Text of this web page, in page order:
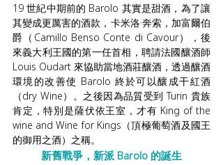
19 世紀中期前的 Barolo 其實是甜酒，為了讓
其變成更厲害的酒款，卡米洛·奔索，加富爾伯
爵（Camillo Benso Conte di Cavour），後
來義大利王國的第一任首相，聘請法國釀酒師
Louis Oudart 來協助當地酒莊釀酒，透過釀酒
環境的改善使 Barolo 終於可以釀成干紅酒
（dry Wine）。之後因為品質受到 Turin 貴族
肯定，特別是薩伏依王室，才有 King of the
wine and Wine for Kings（頂極葡萄酒及國王
的御用之酒）之稱。
新舊戰爭，新派 Barolo 的誕生